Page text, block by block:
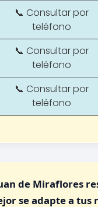
📞 Consultar por
teléfono
📞 Consultar por
teléfono
📞 Consultar por
teléfono
de Miraflores
se adapte a